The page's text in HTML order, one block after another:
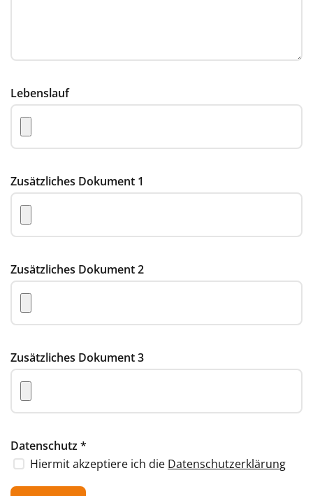
Lebenslauf
Zusätzliches Dokument 1
Zusätzliches Dokument 2
Zusätzliches Dokument 3
Datenschutz*
Hiermit akzeptiere ich die Datenschutzerklärung